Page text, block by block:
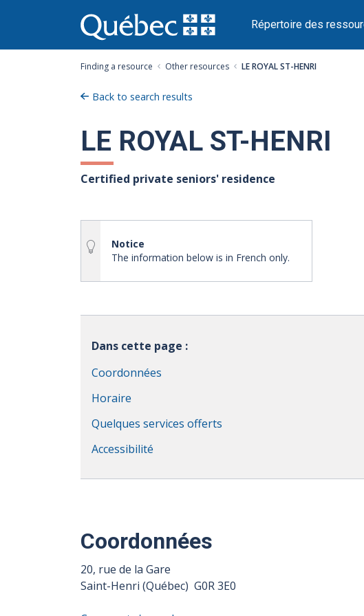
au
contenu
Répertoire des
Finding a resource Other resources LE ROYAL ST-HENRI
Back to search results
LE ROYAL ST-HENRI
Certified private seniors' residence
Notice
The information below is in French only.
Dans cette page :
Coordonnées
Horaire
Quelques services offerts
Accessibilité
Coordonnées
20, rue de la Gare
Saint-Henri (Québec) G0R 3E0